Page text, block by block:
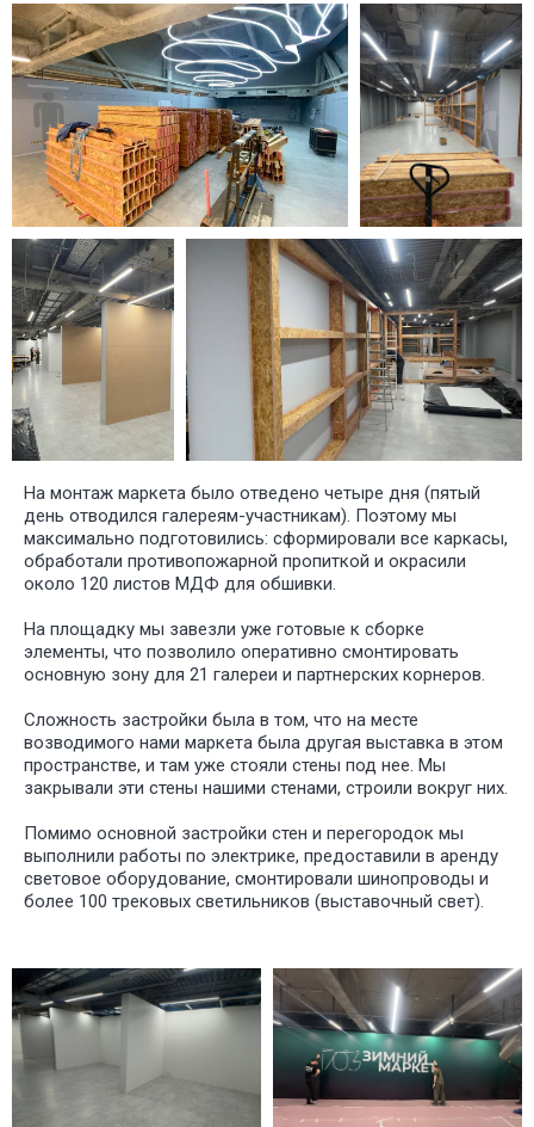
Монтаж:
На монтаж маркета было отведено четыре дня (пятый
день отводился галереям-участникам). Поэтому мы
максимально подготовились: сформировали все каркасы,
обработали противопожарной пропиткой и окрасили
около 120 листов МДФ для обшивки.
На площадку мы завезли уже готовые к сборке
элементы, что позволило оперативно смонтировать
основную зону для 21 галереи и партнерских корнеров.
Сложность застройки была в том, что на месте
возводимого нами маркета была другая выставка в этом
пространстве, и там уже стояли стены под нее. Мы
закрывали эти стены нашими стенами, строили вокруг них.
Помимо основной застройки стен и перегородок мы
выполнили работы по электрике, предоставили в аренду
световое оборудование, смонтировали шинопроводы и
более 100 трековых светильников (выставочный свет).